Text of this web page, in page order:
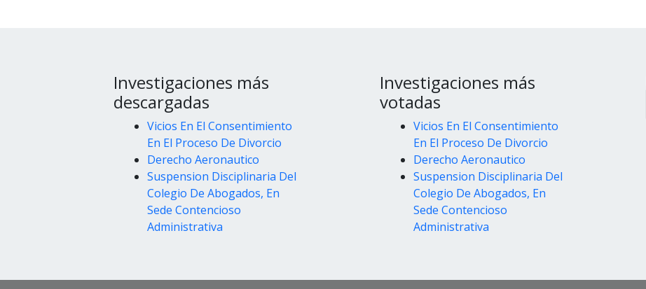
Investigaciones más
descargadas
Vicios En El Consentimiento
En El Proceso De Divorcio
Derecho Aeronautico
Suspension Disciplinaria Del
Colegio De Abogados, En
Sede Contencioso
Administrativa
Investigaciones más
votadas
Vicios En El Consentimiento
En El Proceso De Divorcio
Derecho Aeronautico
Suspension Disciplinaria Del
Colegio De Abogados, En
Sede Contencioso
Administrativa